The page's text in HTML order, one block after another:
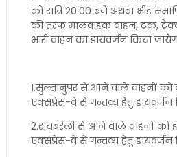
को रात्रि 20.00 बजे अथवा भीड़
की तरफ मालवाहक वाहन, ट्रक,
भारी वाहन का डायवर्जन किया
1.सुल्तानुपर से आने वाले वाहनों को
एक्सप्रेस-वे से गन्तव्य हेतु डायवर्जन
2.रायबरेली से आने वाले वाहनों को
एक्सप्रेस-वे से गन्तव्य हेतु डायवर्जन